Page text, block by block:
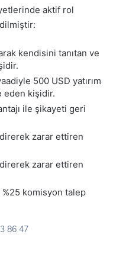
aktif rol
kendisini tanıtan ve
500 USD yatırım
eden kişidir.
ile şikayeti geri
zarar ettiren
zarar ettiren
komisyon talep
86 47